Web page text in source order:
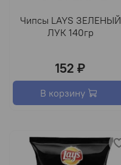
Чипсы LAYS ЗЕЛЕНЫЙ
ЛУК 140гр
152 ₽
В корзину